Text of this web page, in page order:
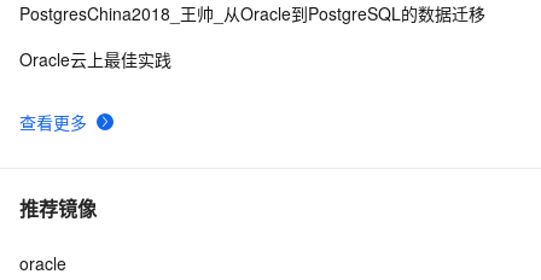
查看更多
PostgresChina2018_王帅_从Oracle到PostgreSQL的数据迁移
Oracle云上最佳实践
推荐镜像
oracle